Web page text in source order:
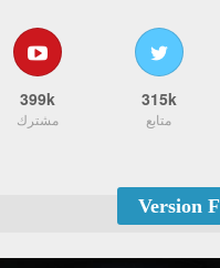
315k
متابع
399k
مشترك